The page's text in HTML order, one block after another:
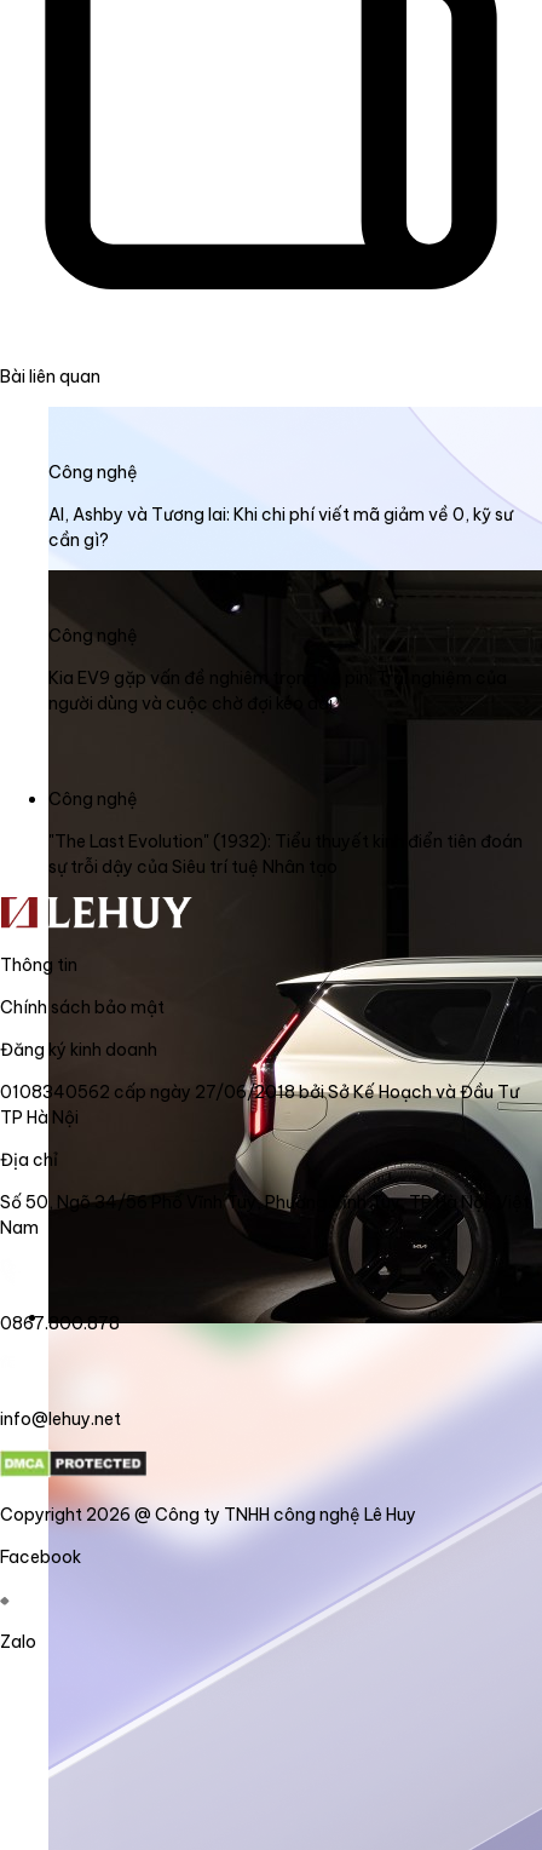
Bài liên quan
Công nghệ
AI, Ashby và Tương lai: Khi chi phí viết mã giảm về 0, kỹ sư
cần gì?
Công nghệ
Kia EV9 gặp vấn đề nghiêm trọng về pin: Trải nghiệm của
người dùng và cuộc chờ đợi kéo dài
Công nghệ
"The Last Evolution" (1932): Tiểu thuyết kinh điển tiên đoán
sự trỗi dậy của Siêu trí tuệ Nhân tạo
Thông tin
Chính sách bảo mật
Đăng ký kinh doanh
0108340562 cấp ngày 27/06/2018 bởi Sở Kế Hoạch và Đầu Tư
TP Hà Nội
Địa chỉ
Số 50, Ngõ 34/56 Phố Vĩnh Tuy, Phường Vĩnh Tuy, TP Hà Nội, Việt
Nam
0867.800.878
info@lehuy.net
Copyright 2026 @ Công ty TNHH công nghệ Lê Huy
Facebook
Zalo